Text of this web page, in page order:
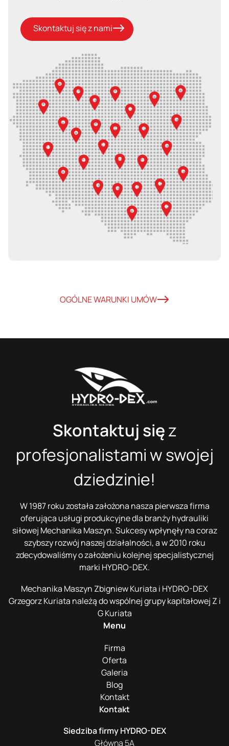
Skontaktuj się z nami
OGÓLNE WARUNKI UMÓW
Skontaktuj sięz
profesjonalistami w swojej
dziedzinie!
W 1987 roku została założona nasza pierwsza firma
oferująca usługi produkcyjne dla branży hydrauliki
siłowej Mechanika Maszyn. Sukcesy wpłynęły na coraz
szybszy rozwój naszej działalności, a w 2010 roku
zdecydowaliśmy o założeniu kolejnej specjalistycznej
marki HYDRO-DEX.
Mechanika Maszyn Zbigniew Kuriata i HYDRO-DEX
Grzegorz Kuriata należą do wspólnej grupy kapitałowej Z i
G Kuriata
Menu
Firma
Oferta
Galeria
Blog
Kontakt
Kontakt
Siedziba firmy HYDRO-DEX
Główna 5A